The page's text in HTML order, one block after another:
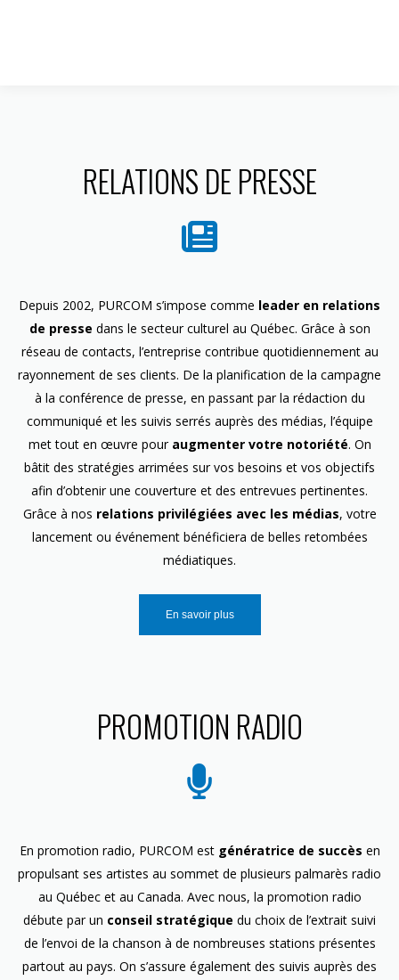
RELATIONS DE PRESSE
Depuis 2002, PURCOM s’impose comme leader en relations
de presse dans le secteur culturel au Québec. Grâce à son
réseau de contacts, l’entreprise contribue quotidiennement au
rayonnement de ses clients. De la planification de la campagne
à la conférence de presse, en passant par la rédaction du
communiqué et les suivis serrés auprès des médias, l’équipe
met tout en œuvre pour augmenter votre notoriété. On
bâtit des stratégies arrimées sur vos besoins et vos objectifs
afin d’obtenir une couverture et des entrevues pertinentes.
Grâce à nos relations privilégiées avec les médias, votre
lancement ou événement bénéficiera de belles retombées
médiatiques.
En savoir plus
PROMOTION RADIO
En promotion radio, PURCOM est génératrice de succès en
propulsant ses artistes au sommet de plusieurs palmarès radio
au Québec et au Canada. Avec nous, la promotion radio
débute par un conseil stratégique du choix de l’extrait suivi
de l’envoi de la chanson à de nombreuses stations présentes
partout au pays. On s’assure également des suivis auprès des